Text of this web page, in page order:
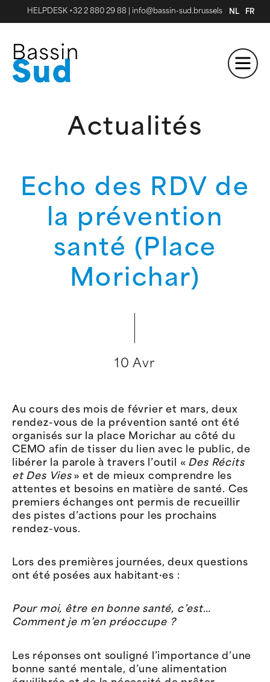
HELPDESK +32 2 880 29 88 info@bassin-sud.brussels NL FR
Actualités
Echo des RDV de
la prévention
santé (Place
Morichar)
10 Avr
Au cours des mois de février et mars, deux
rendez-vous de la prévention santé ont été
organisés sur la place Morichar au côté du
CEMO afin de tisser du lien avec le public, de
libérer la parole à travers l’outil « Des Récits
et Des Vies» et de mieux comprendre les
attentes et besoins en matière de santé. Ces
premiers échanges ont permis de recueillir
des pistes d’actions pour les prochains
rendez-vous.
Lors des premières journées, deux questions
ont été posées aux habitant·es :
Pour moi, être en bonne santé, c’est…
Comment je m’en préoccupe ?
Les réponses ont souligné l’importance d’une
bonne santé mentale, d’une alimentation